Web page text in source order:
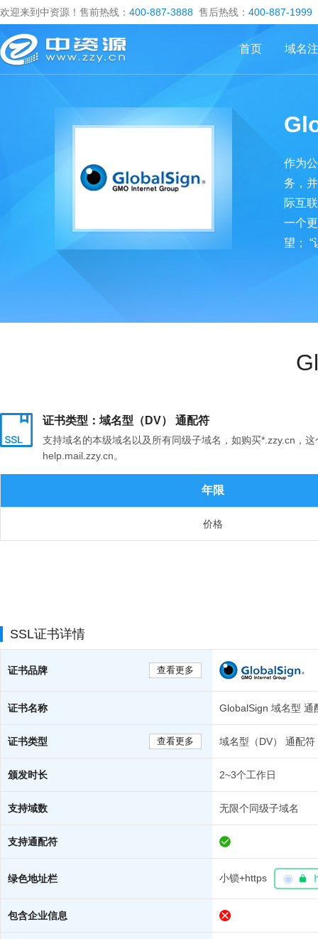
欢迎来到中资源！售前热线： 400-887-3888 售后热线： 400-887-1999
域名
首页
作为
务，
际互
一个
望； “
证书类型：域名型（DV） 通配符
支持域名的本级域名以及所有同级子域名，如购买*.zzy.cn，
help.mail.zzy.cn。
年限
价格
SSL证书详情
查看更多
证书品牌
证书名称 GlobalSign 域名型 通
查看更多
证书类型 域名型（DV） 通配符
颁发时长 2~3个工作日
支持域数 无限个同级子域名
支持通配符
绿色地址栏 小锁+https
包含企业信息